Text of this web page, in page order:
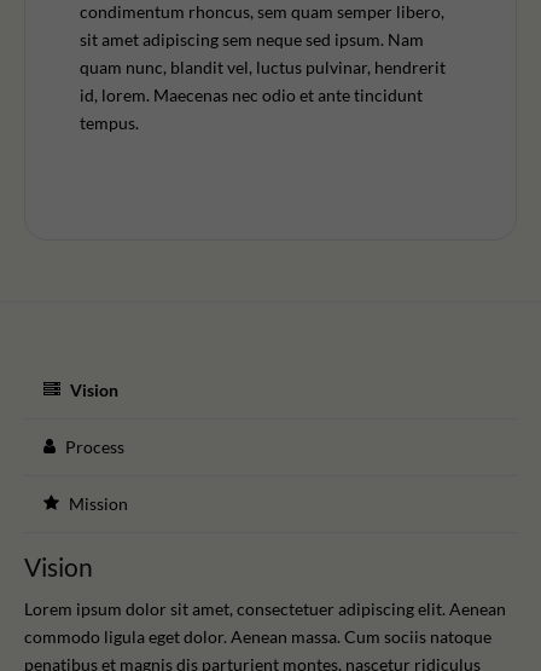
condimentum rhoncus, sem quam semper libero,
sit amet adipiscing sem neque sed ipsum. Nam
quam nunc, blandit vel, luctus pulvinar, hendrerit
id, lorem. Maecenas nec odio et ante tincidunt
tempus.
Vision
Process
Mission
Vision
Lorem ipsum dolor sit amet, consectetuer adipiscing elit. Aenean
commodo ligula eget dolor. Aenean massa. Cum sociis natoque
penatibus et magnis dis parturient montes, nascetur ridiculus